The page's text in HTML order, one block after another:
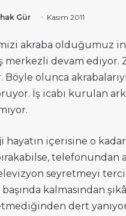
Gür Kasım 2011
akraba olduğumuz
merkezli devam ediyor.
Böyle olunca
İş icabı kurulan
hayatın içerisine o
telefonundan
seyretmeyi
kalmasından
dert